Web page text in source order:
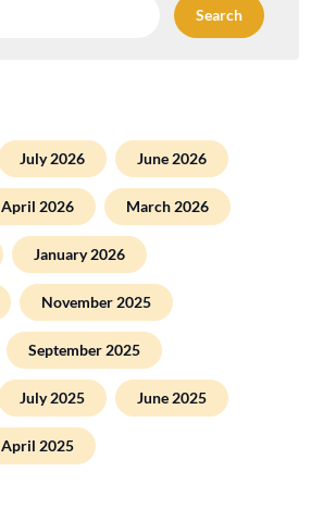
July 2026 June 2026
April 2026 March 2026
January 2026
November 2025
September 2025
July 2025 June 2025
April 2025